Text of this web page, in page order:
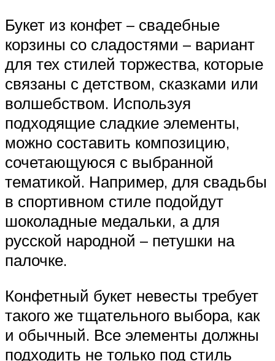
Букет из конфет – свадебные
корзины со сладостями – вариант
для тех стилей торжества, которые
связаны с детством, сказками или
волшебством. Используя
подходящие сладкие элементы,
можно составить композицию,
сочетающуюся с выбранной
тематикой. Например, для свадьбы
в спортивном стиле подойдут
шоколадные медальки, а для
русской народной – петушки на
палочке.
Конфетный букет невесты требует
такого же тщательного выбора, как
и обычный. Все элементы должны
подходить не только под стиль